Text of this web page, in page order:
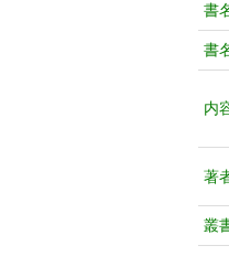
書
書
内
著
叢